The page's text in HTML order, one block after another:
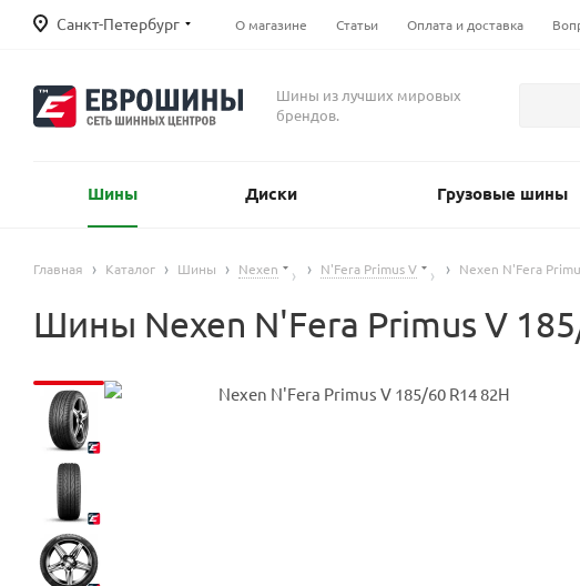
Санкт-Петербург О магазине Статьи Оплата и доставка
Шины из лучших мировых
брендов.
Шины Диски Грузовые шины
Главная Каталог Шины Nexen N'Fera Primus V Nexen N'Fera
Шины Nexen N'Fera Primus V